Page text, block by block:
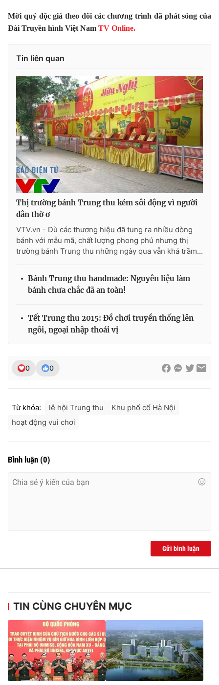
Học trực tuyến
Hitech Công nghệ tương lai
Thị trường
Tư vấn
Giao lưu trực tuyến
Lịch phát sóng
Chuyên mục khác
Emagazine Podcast
Photo Infographic
Video Shorts video
VTV Money VTV Thể thao
VTV Sức khoẻ Bất động sản
Thị trường 24h Tấm lòng Việt
VTV4 Vươn mình bằng AI
VTV9 VTV8
Cơ quan báo chí:Thời báo VTV
024.38 355 931 - 024.38 355 932
Ðiện thoại Thời báo VTV:024.66 897 897
Mời quý độc giả theo dõi các chương trình đã phát sóng của
Đài Truyền hình Việt Nam TV Online.
Tin liên quan
Thị trường bánh Trung thu kém sôi động vì người
dân thờ ơ
VTV.vn - Dù các thương hiệu đã tung ra nhiều dòng
bánh với mẫu mã, chất lượng phong phú nhưng thị
trường bánh Trung thu những ngày qua vẫn khá trầm...
Bánh Trung thu handmade: Nguyên liệu làm
bánh chưa chắc đã an toàn!
Tết Trung thu 2015: Đồ chơi truyền thống lên
ngôi, ngoại nhập thoái vị
0 0
Từ khóa: lễ hội Trung thu
Khu phố cổ Hà Nội
hoạt động vui chơi
Bình luận (0)
Gửi bình luận
TIN CÙNG CHUYÊN MỤC